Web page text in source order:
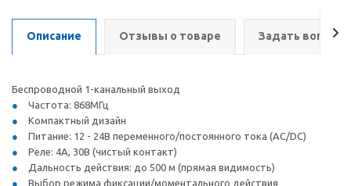
Описание Отзывы о товаре Задать вопрос
Беспроводной 1-канальный выход
Частота: 868МГц
Компактный дизайн
Питание: 12 - 24В переменного/постоянного тока (AC/DC)
Реле: 4А, 30В (чистый контакт)
Дальность действия: до 500 м (прямая видимость)
Выбор режима фиксации/моментального действия